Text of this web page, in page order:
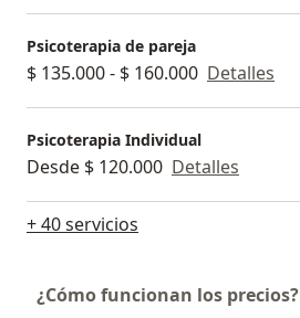
Psicoterapia de pareja
$ 135.000 - $ 160.000 Detalles
Psicoterapia Individual
Desde $ 120.000 Detalles
+ 40 servicios
¿Cómo funcionan los precios?